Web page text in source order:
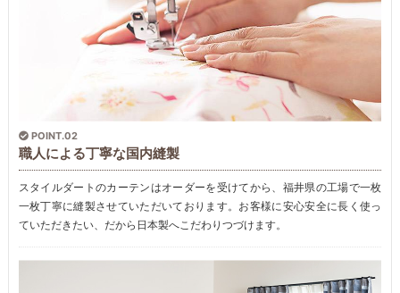
POINT.02
職人による丁寧な国内縫製
スタイルダートのカーテンはオーダーを受けてから、福井県の工場で一枚
一枚丁寧に縫製させていただいております。お客様に安心安全に長く使っ
ていただきたい、だから日本製へこだわりつづけます。